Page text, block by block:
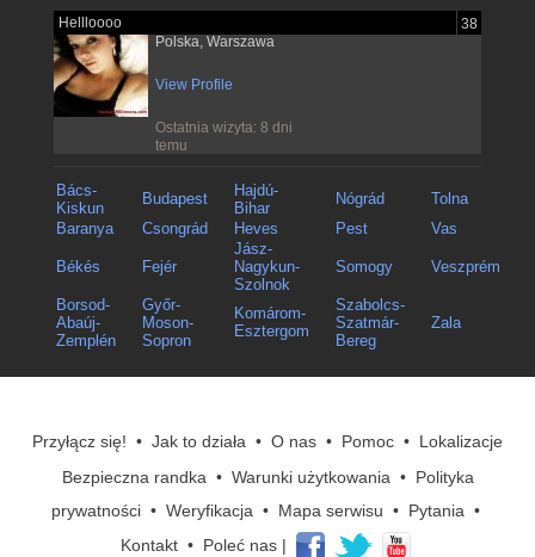
38
Hellloooo
Polska, Warszawa
View Profile
Ostatnia wizyta: 8 dni
temu
Bács-
Kiskun
Budapest
Hajdú-
Bihar
Nógrád
Tolna
Baranya
Csongrád Heves Pest Vas
Békés Fejér
Jász-
Nagykun-
Szolnok
Somogy Veszprém
Borsod-
Abaúj-
Zemplén
Győr-
Moson-
Sopron
Komárom-
Esztergom
Szabolcs-
Szatmár-
Bereg
Zala
Przyłącz się! • Jak to działa • O nas • Pomoc • Lokalizacje
Bezpieczna randka • Warunki użytkowania • Polityka
prywatności• Weryfikacja • Mapa serwisu • Pytania •
Kontakt• Poleć nas|